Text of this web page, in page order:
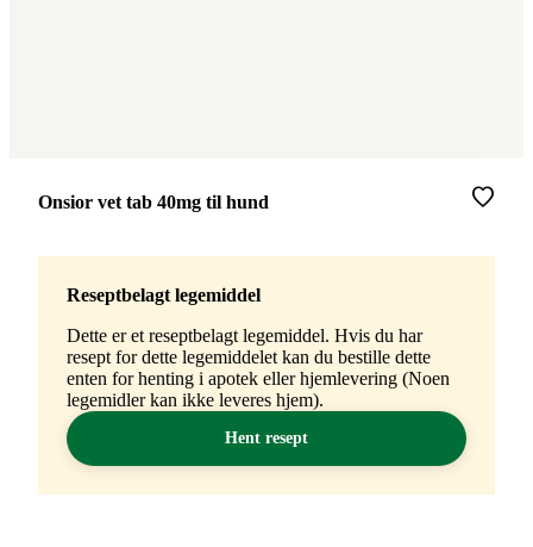
Merke:
Onsior vet tab 40mg til hund
Reseptbelagt legemiddel
Dette er et reseptbelagt legemiddel. Hvis du har
resept for dette legemiddelet kan du bestille dette
enten for henting i apotek eller hjemlevering (Noen
legemidler kan ikke leveres hjem).
Hent resept